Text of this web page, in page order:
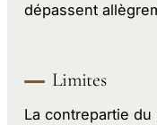
dépassent
Limites
La contrepartie